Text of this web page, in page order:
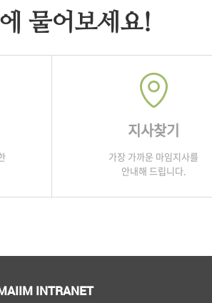
물어보세요!
지사찾기
가장 가까운 마임지사를
안내해 드립니다.
INTRANET